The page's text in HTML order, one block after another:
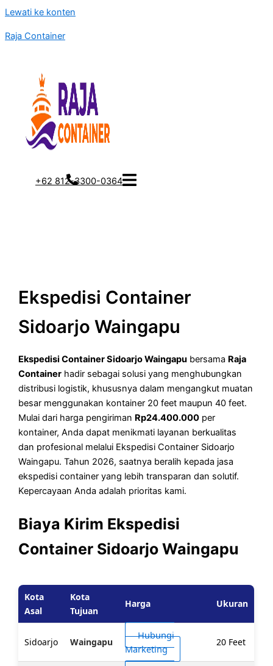
Lewati ke konten
Raja Container
+62 812-3300-0364
Ekspedisi Container
Sidoarjo Waingapu
Ekspedisi Container Sidoarjo Waingapu bersama Raja
Container hadir sebagai solusi yang menghubungkan
distribusi logistik, khususnya dalam mengangkut muatan
besar menggunakan kontainer 20 feet maupun 40 feet.
Mulai dari harga pengiriman Rp24.400.000 per
kontainer, Anda dapat menikmati layanan berkualitas
dan profesional melalui Ekspedisi Container Sidoarjo
Waingapu. Tahun 2026, saatnya beralih kepada jasa
ekspedisi container yang lebih transparan dan solutif.
Kepercayaan Anda adalah prioritas kami.
Biaya Kirim Ekspedisi
Container Sidoarjo Waingapu
Kota
Asal
Kota
Tujuan
Harga Ukuran
Sidoarjo Waingapu
Hubungi
Marketing
20 Feet